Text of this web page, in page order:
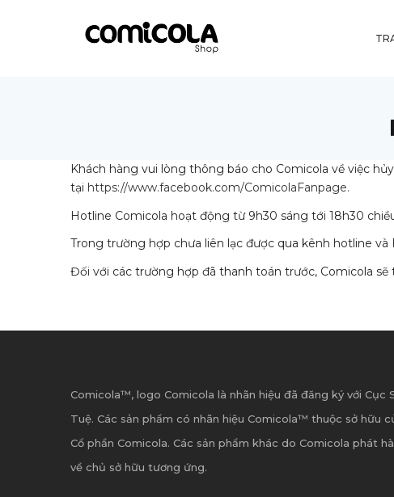
Khách hàng vui lòng thông báo cho Comicola về việc
tại https://www.facebook.com/ComicolaFanpage.
Hotline Comicola hoạt động từ 9h30 sáng tới 18h30
Trong trường hợp chưa liên lạc được qua kênh hotline và
Đối với các trường hợp đã thanh toán trước, Comicola
Comicola™, logo Comicola là nhãn hiệu đã đăng ký với Cục
Tuệ. Các sản phẩm có nhãn hiệu Comicola™ thuộc sở hữu
Cổ phần Comicola. Các sản phẩm khác do Comicola phát
về chủ sở hữu tương ứng.